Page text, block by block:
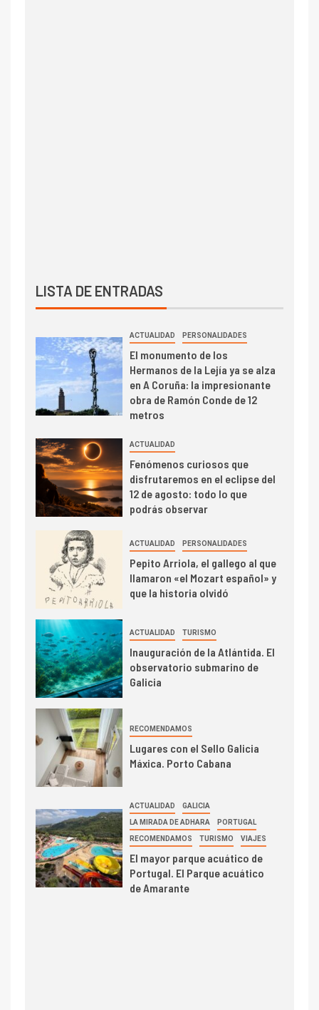
LISTA DE ENTRADAS
ACTUALIDAD PERSONALIDADES
El monumento de los
Hermanos de la Lejía ya se alza
en A Coruña: la impresionante
obra de Ramón Conde de 12
metros
ACTUALIDAD
Fenómenos curiosos que
disfrutaremos en el eclipse del
12 de agosto: todo lo que
podrás observar
ACTUALIDAD PERSONALIDADES
Pepito Arriola, el gallego al que
llamaron «el Mozart español» y
que la historia olvidó
ACTUALIDAD TURISMO
Inauguración de la Atlántida. El
observatorio submarino de
Galicia
RECOMENDAMOS
Lugares con el Sello Galicia
Máxica. Porto Cabana
ACTUALIDAD GALICIA
LA MIRADA DE ADHARA PORTUGAL
RECOMENDAMOS TURISMO VIAJES
El mayor parque acuático de
Portugal. El Parque acuático
de Amarante